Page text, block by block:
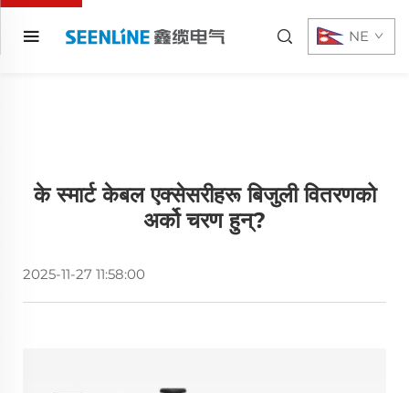
NE
के स्मार्ट केबल एक्सेसरीहरू बिजुली वितरणको
अर्को चरण हुन्?
2025-11-27 11:58:00